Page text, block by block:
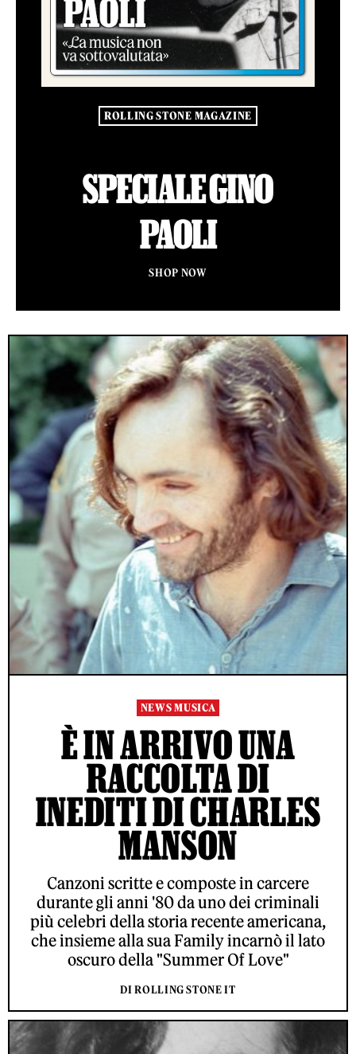
ROLLING STONE MAGAZINE
SPECIALE GINO
PAOLI
SHOP NOW
NEWS MUSICA
È IN ARRIVO UNA
RACCOLTA DI
INEDITI DI CHARLES
MANSON
Canzoni scritte e composte in carcere
durante gli anni '80 da uno dei criminali
più celebri della storia recente americana,
che insieme alla sua Family incarnò il lato
oscuro della "Summer Of Love"
DI ROLLING STONE IT